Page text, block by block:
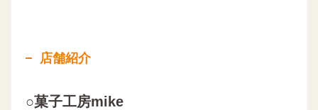
店舗紹介
○菓子工房mike